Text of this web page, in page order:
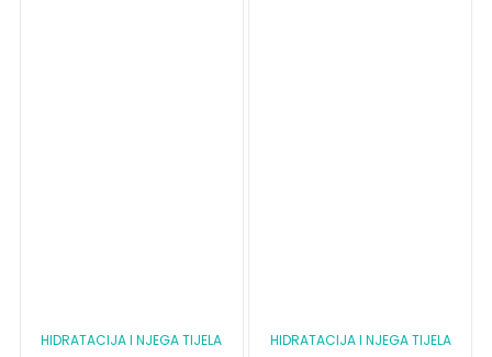
HIDRATACIJA I NJEGA TIJELA HIDRATACIJA I NJEGA TIJELA